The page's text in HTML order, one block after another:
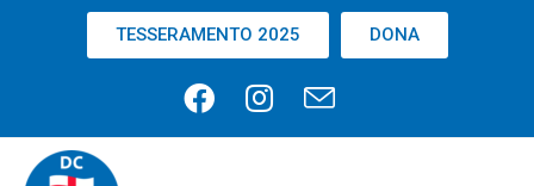
TESSERAMENTO 2025 DONA